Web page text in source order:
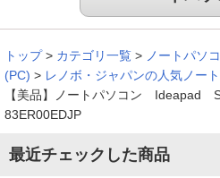
トップ > カテゴリ一覧 > ノートパソ
(PC) > レノボ・ジャパンの人気ノー
【美品】ノートパソコン
83ER00EDJP
最近チェックした商品